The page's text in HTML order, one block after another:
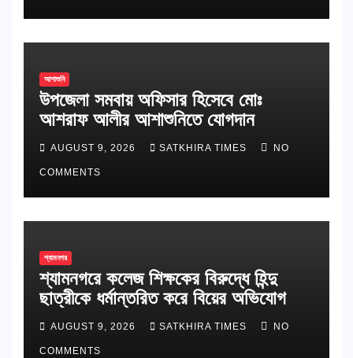
আশাশুনি
উপজেলা সমবায় অফিসার হিসেবে মোঃ
আশরাফ আলীর আশাশুনিতে যোগদান
AUGUST 9, 2026 SATKHIRA TIMES NO
COMMENTS
শ্যামনগর
শ্যামনগরে কলেজ শিক্ষকের বিরুদ্ধে হিন্দু
ছাত্রীকে ধর্মান্তরিত করে বিয়ের অভিযোগ
AUGUST 9, 2026 SATKHIRA TIMES NO
COMMENTS